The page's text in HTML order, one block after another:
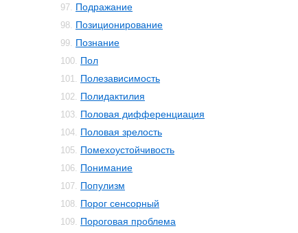
97. Подражание
98. Позиционирование
99. Познание
100. Пол
101. Полезависимость
102. Полидактилия
103. Половая дифференциация
104. Половая зрелость
105. Помехоустойчивость
106. Понимание
107. Популизм
108. Порог сенсорный
109. Пороговая проблема